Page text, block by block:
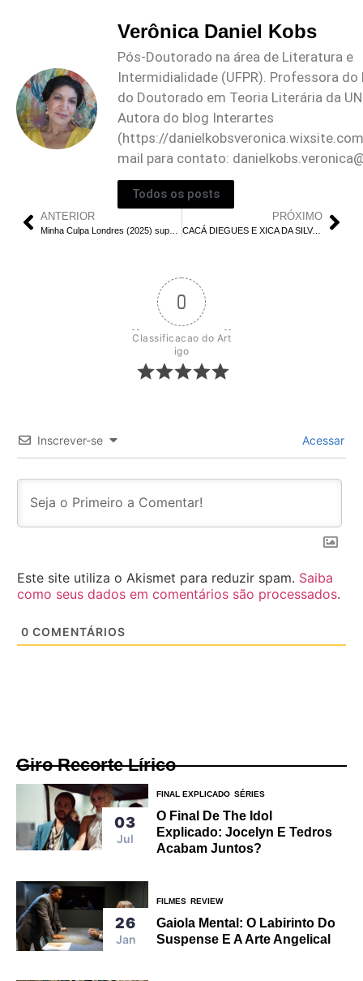
Verônica Daniel Kobs
Pós-Doutorado na área de Literatura e
Intermidialidade (UFPR). Professora
do Doutorado em Teoria Literária da
Autora do blog Interartes
(https://
mail para contato:
Todos os posts
ANTERIOR PRÓXIMO
CACÁ DIEGUES E XICA DA SILVA (1976): A HISTÓRIA DO BRASIL EM FLASHES
0
Classificacao do Art
igo
Inscrever-se Acessar
Este site utiliza o Akismet para reduzir spam. Saiba
como seus dados em comentários são processados.
0 COMENTÁRIOS
Giro Recorte Lírico
03
Jul
FINAL EXPLICADO SÉRIES
O Final De The Idol
Explicado: Jocelyn E Tedros
Acabam Juntos?
26
Jan
FILMES REVIEW
Gaiola Mental: O Labirinto Do
Suspense E A Arte Angelical